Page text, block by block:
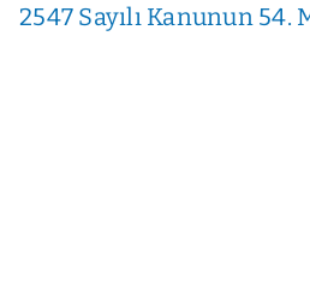
2547 Sayılı Kanunun 54.